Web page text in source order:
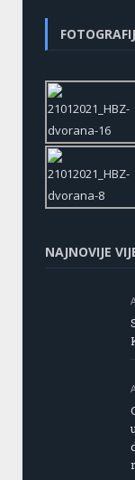
NAJNOVIJE